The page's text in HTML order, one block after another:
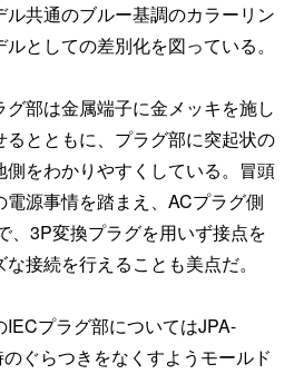
共通のブルー基調のカラーリン
としての差別化を図っている。
部は金属端子に金メッキを施し
とともに、プラグ部に突起状の
をわかりやすくしている。冒頭
源事情を踏まえ、ACプラグ側
、3P変換プラグを用いず接点を
接続を行えることも美点だ。
IECプラグ部についてはJPA-
ぐらつきをなくすようモールド